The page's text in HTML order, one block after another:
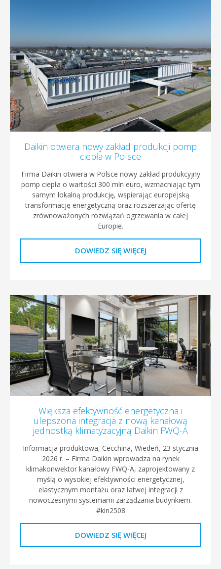
Daikin otwiera nowy zakład produkcji pomp
ciepła w Polsce
Firma Daikin otwiera w Polsce nowy zakład produkcyjny
pomp ciepła o wartości 300 mln euro, wzmacniając tym
samym lokalną produkcję, wspierając europejską
transformację energetyczną oraz rozszerzając ofertę
zrównoważonych rozwiązań ogrzewania w całej
Europie.
DOWIEDZ SIĘ WIĘCEJ
Większa efektywność energetyczna i
ulepszona integracja z nową kanałową
jednostką klimatyzacyjną Daikin FWQ-A
Informacja produktowa, Cecchina, Wiedeń, 23 stycznia
2026 r. – Firma Daikin wprowadza na rynek
klimakonwektor kanałowy FWQ-A, zaprojektowany z
myślą o wysokiej efektywności energetycznej,
elastycznym montażu oraz łatwej integracji z
nowoczesnymi systemami zarządzania budynkiem.
#kin2508
DOWIEDZ SIĘ WIĘCEJ